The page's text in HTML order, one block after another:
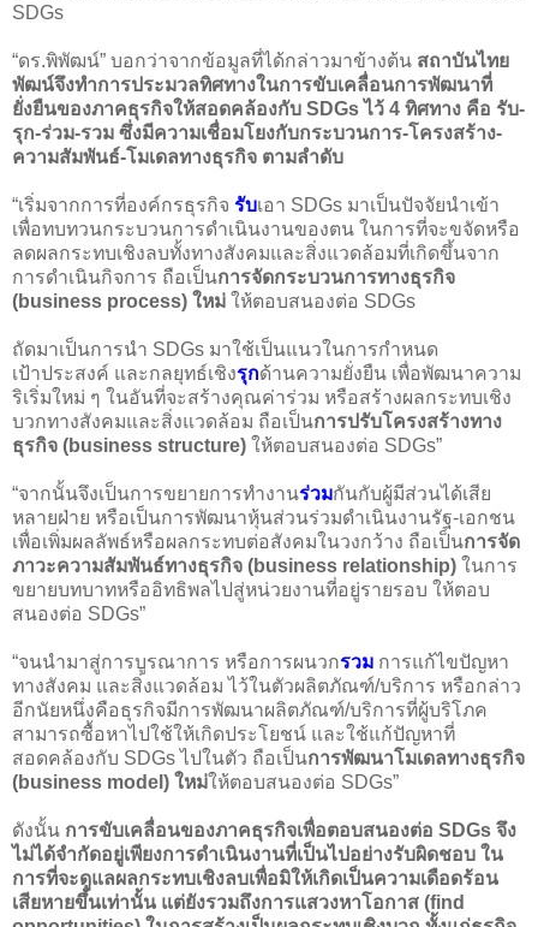
SDGs
“ดร.พิพัฒน์” บอกว่าจากข้อมูลที่ได้กล่าวมาข้างต้น สถาบันไทย
พัฒน์จึงทำการประมวลทิศทางในการขับเคลื่อนการพัฒนาที่
ยั่งยืนของภาคธุรกิจให้สอดคล้องกับ SDGs ไว้ 4 ทิศทาง คือ รับ-
รุก-ร่วม-รวม ซึ่งมีความเชื่อมโยงกับกระบวนการ-โครงสร้าง-
ความสัมพันธ์-โมเดลทางธุรกิจ ตามลำดับ
“เริ่มจากการที่องค์กรธุรกิจ รับเอา SDGs มาเป็นปัจจัยนำเข้า
เพื่อทบทวนกระบวนการดำเนินงานของตน ในการที่จะขจัดหรือ
ลดผลกระทบเชิงลบทั้งทางสังคมและสิ่งแวดล้อมที่เกิดขึ้นจาก
การดำเนินกิจการ ถือเป็นการจัดกระบวนการทางธุรกิจ
(business process) ใหม่ ให้ตอบสนองต่อ SDGs
ถัดมาเป็นการนำ SDGs มาใช้เป็นแนวในการกำหนด
เป้าประสงค์ และกลยุทธ์เชิงรุกด้านความยั่งยืน เพื่อพัฒนาความ
ริเริ่มใหม่ ๆ ในอันที่จะสร้างคุณค่าร่วม หรือสร้างผลกระทบเชิง
บวกทางสังคมและสิ่งแวดล้อม ถือเป็นการปรับโครงสร้างทาง
ธุรกิจ (business structure) ให้ตอบสนองต่อ SDGs”
“จากนั้นจึงเป็นการขยายการทำงานร่วมกันกับผู้มีส่วนได้เสีย
หลายฝ่าย หรือเป็นการพัฒนาหุ้นส่วนร่วมดำเนินงานรัฐ-เอกชน
เพื่อเพิ่มผลลัพธ์หรือผลกระทบต่อสังคมในวงกว้าง ถือเป็นการจัด
ภาวะความสัมพันธ์ทางธุรกิจ (business relationship) ในการ
ขยายบทบาทหรืออิทธิพลไปสู่หน่วยงานที่อยู่รายรอบ ให้ตอบ
สนองต่อ SDGs”
“จนนำมาสู่การบูรณาการ หรือการผนวกรวม การแก้ไขปัญหา
ทางสังคม และสิ่งแวดล้อม ไว้ในตัวผลิตภัณฑ์/บริการ หรือกล่าว
อีกนัยหนึ่งคือธุรกิจมีการพัฒนาผลิตภัณฑ์/บริการที่ผู้บริโภค
สามารถซื้อหาไปใช้ให้เกิดประโยชน์ และใช้แก้ปัญหาที่
สอดคล้องกับ SDGs ไปในตัว ถือเป็นการพัฒนาโมเดลทางธุรกิจ
(business model) ใหม่ให้ตอบสนองต่อ SDGs”
ดังนั้น การขับเคลื่อนของภาคธุรกิจเพื่อตอบสนองต่อ SDGs จึง
ไม่ได้จำกัดอยู่เพียงการดำเนินงานที่เป็นไปอย่างรับผิดชอบ ใน
การที่จะดูแลผลกระทบเชิงลบเพื่อมิให้เกิดเป็นความเดือดร้อน
เสียหายขึ้นเท่านั้น แต่ยังรวมถึงการแสวงหาโอกาส (find